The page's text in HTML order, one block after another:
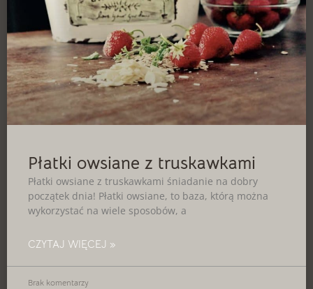
Płatki owsiane z truskawkami
Płatki owsiane z truskawkami śniadanie na dobry
początek dnia! Płatki owsiane, to baza, którą można
wykorzystać na wiele sposobów, a
CZYTAJ WIĘCEJ »
Brak komentarzy